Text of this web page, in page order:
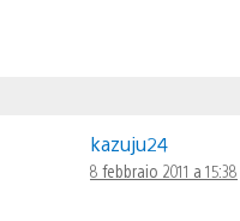
kazuju24
8 febbraio 2011 a 15:38